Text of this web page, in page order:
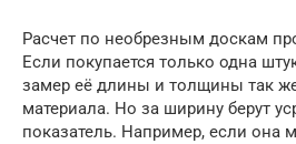
Расчет по необрезным доскам
Если покупается только одна
замер её длины и толщины так
материала. Но за ширину берут
показатель. Например, если она